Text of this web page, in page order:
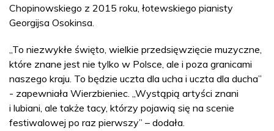
Chopinowskiego z 2015 roku, łotewskiego pianisty
Georgijsa Osokinsa.
„To niezwykłe święto, wielkie przedsięwzięcie muzyczne,
które znane jest nie tylko w Polsce, ale i poza granicami
naszego kraju. To będzie uczta dla ucha i uczta dla ducha”
- zapewniała Wierzbieniec. „Wystąpią artyści znani
i lubiani, ale także tacy, którzy pojawią się na scenie
festiwalowej po raz pierwszy” – dodała.